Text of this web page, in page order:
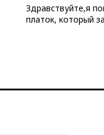
Здравствуйте,я
платок, который